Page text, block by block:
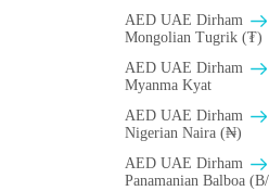
AED UAE Dirham
Mongolian Tugrik (₮)
AED UAE Dirham
Myanma Kyat
AED UAE Dirham
Nigerian Naira (₦)
AED UAE Dirham
Panamanian Balboa